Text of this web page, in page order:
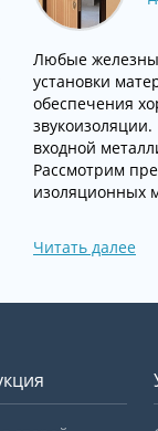
Любые
установки
обеспечения
входной
Рассмотрим
изоляционных
Читать далее